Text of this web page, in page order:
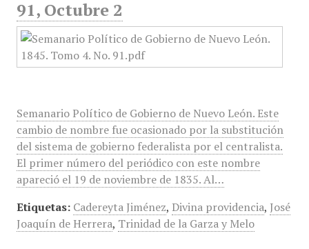
91, Octubre 2
Semanario Político de Gobierno de Nuevo León. Este
cambio de nombre fue ocasionado por la substitución
del sistema de gobierno federalista por el centralista.
El primer número del periódico con este nombre
apareció el 19 de noviembre de 1835. Al…
Etiquetas: Cadereyta Jiménez, Divina providencia, José
Joaquín de Herrera, Trinidad de la Garza y Melo